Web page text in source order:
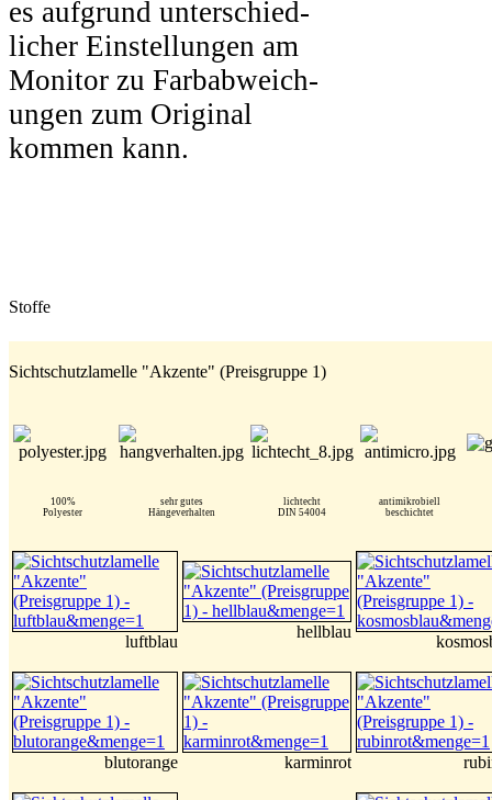
es aufgrund unterschied-
licher Einstellungen am
Monitor zu Farbabweich-
ungen zum Original
kommen kann.
Stoffe
Sichtschutzlamelle "Akzente" (Preisgruppe 1)
100%
Polyester
sehr gutes
Hängeverhalten
lichtecht
DIN 54004
antimikrobiell
beschichtet
luftblau
hellblau
blutorange karminrot